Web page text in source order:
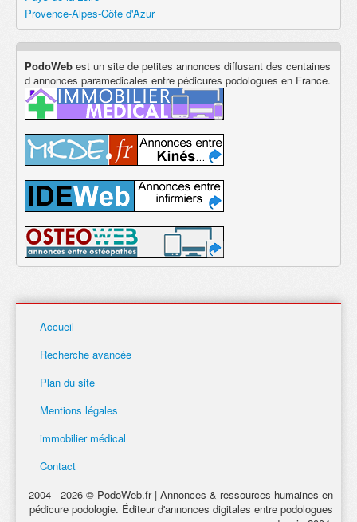
Provence-Alpes-Côte d'Azur
PodoWeb est un site de petites annonces diffusant des centaines
d annonces paramedicales entre pédicures podologues en France.
Accueil
Recherche avancée
Plan du site
Mentions légales
immobilier médical
Contact
2004 - 2026 © PodoWeb.fr | Annonces & ressources humaines en
pédicure podologie. Éditeur d'annonces digitales entre podologues